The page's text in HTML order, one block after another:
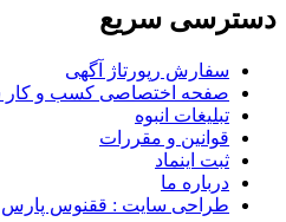
دسترسی سریع
سفارش رپورتاژ آگهی
صفحه اختصاصی کسب و کار
تبلیغات انبوه
قوانین و مقررات
ثبت اینماد
درباره ما
طراحی سایت : ققنوس پارس